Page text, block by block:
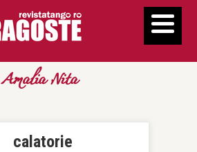
Amalia Nita
calatorie